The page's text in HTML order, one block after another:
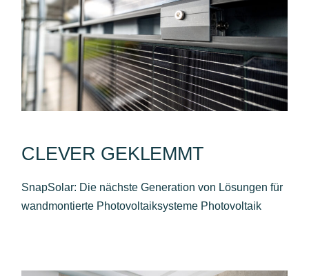
CLEVER GEKLEMMT
SnapSolar: Die nächste Generation von Lösungen für
wandmontierte Photovoltaiksysteme Photovoltaik